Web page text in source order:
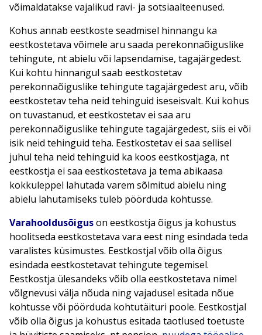
võimaldatakse vajalikud ravi- ja sotsiaalteenused.
Kohus annab eestkoste seadmisel hinnangu ka
eestkostetava võimele aru saada perekonnaõiguslike
tehingute, nt abielu või lapsendamise, tagajärgedest.
Kui kohtu hinnangul saab eestkostetav
perekonnaõiguslike tehingute tagajärgedest aru, võib
eestkostetav teha neid tehinguid iseseisvalt. Kui kohus
on tuvastanud, et eestkostetav ei saa aru
perekonnaõiguslike tehingute tagajärgedest, siis ei või
isik neid tehinguid teha. Eestkostetav ei saa sellisel
juhul teha neid tehinguid ka koos eestkostjaga, nt
eestkostja ei saa eestkostetava ja tema abikaasa
kokkuleppel lahutada varem sõlmitud abielu ning
abielu lahutamiseks tuleb pöörduda kohtusse.
Varahooldusõiguson eestkostja õigus ja kohustus
hoolitseda eestkostetava vara eest ning esindada teda
varalistes küsimustes. Eestkostjal võib olla õigus
esindada eestkostetavat tehingute tegemisel.
Eestkostja ülesandeks võib olla eestkostetava nimel
võlgnevusi välja nõuda ning vajadusel esitada nõue
kohtusse või pöörduda kohtutäituri poole. Eestkostjal
võib olla õigus ja kohustus esitada taotlused toetuste